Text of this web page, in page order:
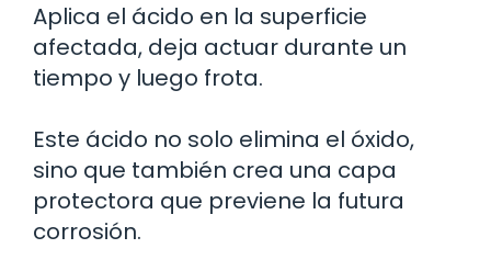
Aplica el ácido en la superficie
afectada, deja actuar durante un
tiempo y luego frota.
Este ácido no solo elimina el óxido,
sino que también crea una capa
protectora que previene la futura
corrosión.